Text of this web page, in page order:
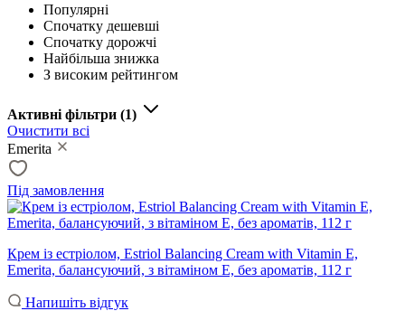
Популярні
Спочатку дешевші
Спочатку дорожчі
Найбільша знижка
З високим рейтингом
Активні фільтри (1)
Очистити всі
Emerita
Під замовлення
Крем із естріолом, Estriol Balancing Cream with Vitamin E,
Emerita, балансуючий, з вітаміном Е, без ароматів, 112 г
Напишіть відгук